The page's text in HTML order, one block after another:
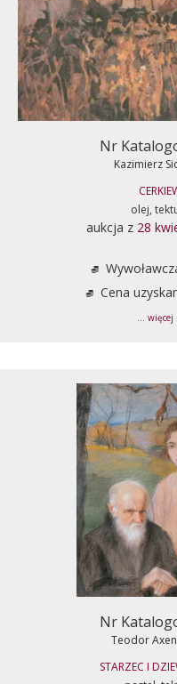
Nr
Kazimierz
olej,
aukcja z 28
Cena
... więcej
Nr
Teodor
STARZEC I